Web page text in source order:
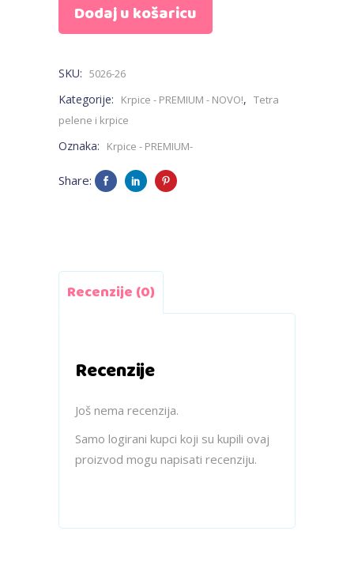
Mickey
-
PREMIUM
quantity
Dodaj u košaricu
SKU: 5026-26
Kategorije: Krpice - PREMIUM - NOVO!, Tetra
pelene i krpice
Oznaka: Krpice - PREMIUM-
Share:
Recenzije (0)
Recenzije
Još nema recenzija.
Samo logirani kupci koji su kupili ovaj
proizvod mogu napisati recenziju.